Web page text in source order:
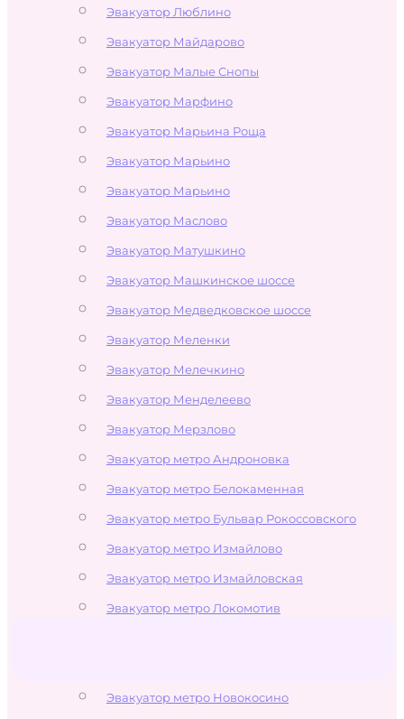
Эвакуатор Люблино
Эвакуатор Майдарово
Эвакуатор Малые Снопы
Эвакуатор Марфино
Эвакуатор Марьина Роща
Эвакуатор Марьино
Эвакуатор Марьино
Эвакуатор Маслово
Эвакуатор Матушкино
Эвакуатор Машкинское шоссе
Эвакуатор Медведковское шоссе
Эвакуатор Меленки
Эвакуатор Мелечкино
Эвакуатор Менделеево
Эвакуатор Мерзлово
Эвакуатор метро Андроновка
Эвакуатор метро Белокаменная
Эвакуатор метро Бульвар Рокоссовского
Эвакуатор метро Измайлово
Эвакуатор метро Измайловская
Эвакуатор метро Локомотив
Эвакуатор метро Новокосино